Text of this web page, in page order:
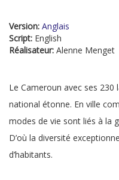
Version: Anglais
Script: English
Réalisateur: Alenne Menget
Le Cameroun avec ses
national étonne. En ville
modes de vie sont liés à la
D’où la diversité
d’habitants.